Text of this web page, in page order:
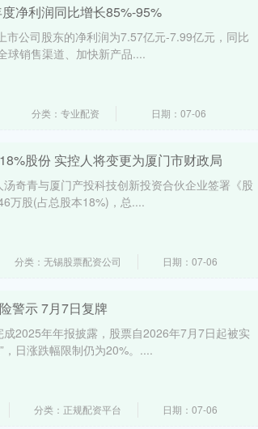
净利润同比增长85%-95%
公司股东的净利润为7.57亿元-7.99亿元，同比
球销售渠道、加快新产品....
分类：专业配资 日期：07-06
股份 实控人将变更为厦门市财政局
奇青与厦门产投科技创新投资合伙企业签署《股
万股(占总股本18%)，总....
分类：无锡股票配资公司 日期：07-06
警示 7月7日复牌
2025年年报披露，股票自2026年7月7日起被实
日涨跌幅限制仍为20%。....
分类：正规配资平台 日期：07-06